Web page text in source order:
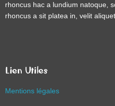
rhoncus hac a lundium natoque,
rhoncus a sit platea in, velit
Lien Utiles
Mentions légales